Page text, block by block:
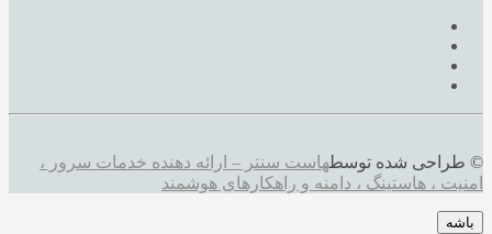
© طراحی شده توسطهاست سنتر – ارائه دهنده خدمات سرور ،
امنیت ، هاستینگ ، دامنه و راهکارهای هوشمند
باشه